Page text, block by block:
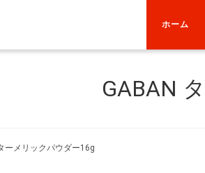
ホーム
GABAN
ーメリックパウダー16g